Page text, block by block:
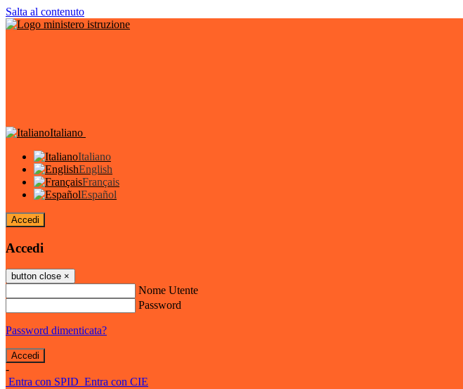
Salta al contenuto
Italiano
Italiano
English
Français
Español
Accedi
Accedi
button close ×
Nome Utente
Password
Password dimenticata?
-
Entra con SPID Entra con CIE